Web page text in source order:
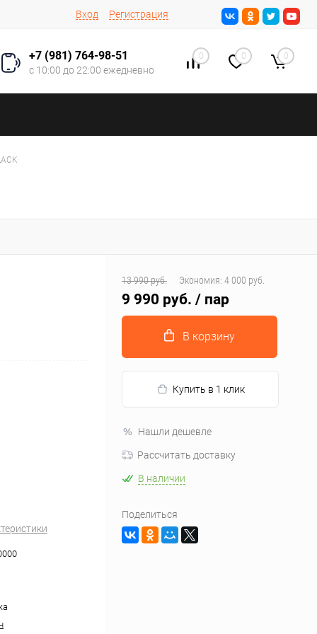
Вход Регистрация
+7 (981) 764-98-51
с 10:00 до 22:00 ежедневно
0 0 0
13 990 руб. Экономия: 4 000 руб.
9 990 руб. / пар
В корзину
Купить в 1 клик
Нашли дешевле
Рассчитать доставку
В наличии
Поделиться